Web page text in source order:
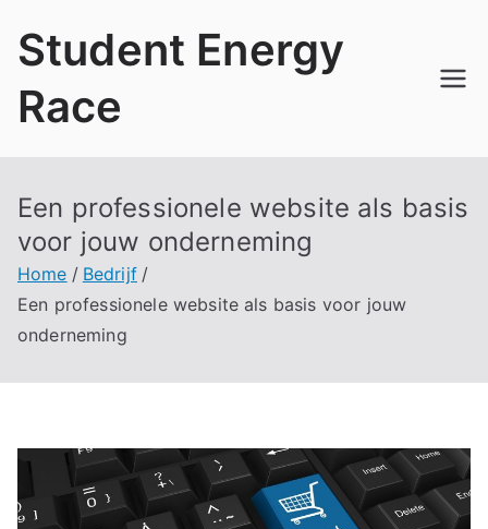
naar
inhoud
Student Energy
Race
Een professionele website als basis
voor jouw onderneming
Home
Bedrijf
Een professionele website als basis voor jouw
onderneming